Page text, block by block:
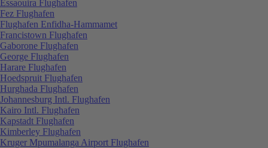
Essaouira Flughafen
Fez Flughafen
Flughafen Enfidha-Hammamet
Francistown Flughafen
Gaborone Flughafen
George Flughafen
Harare Flughafen
Hoedspruit Flughafen
Hurghada Flughafen
Johannesburg Intl. Flughafen
Kairo Intl. Flughafen
Kapstadt Flughafen
Kimberley Flughafen
Kruger Mpumalanga Airport Flughafen